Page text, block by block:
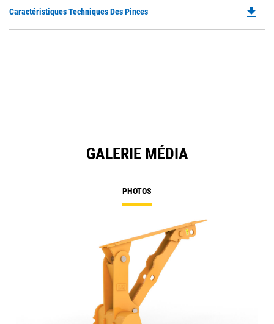
Caractéristiques Techniques Des Pinces file_download
GALERIE MÉDIA
PHOTOS